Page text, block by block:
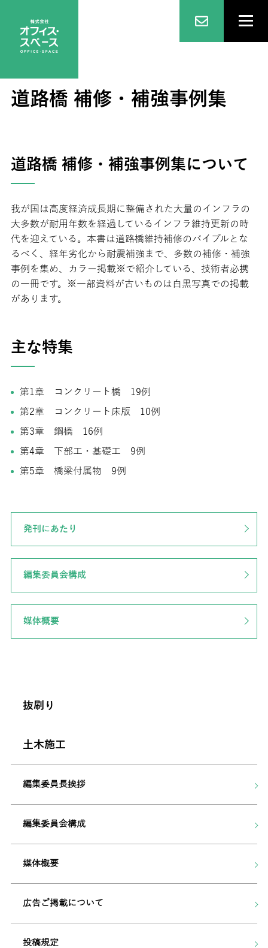
道路橋 補修・補強事例集
道路橋 補修・補強事例集について
我が国は高度経済成長期に整備された大量のインフラの
大多数が耐用年数を経過しているインフラ維持更新の時
代を迎えている。本書は道路橋維持補修のバイブルとな
るべく、経年劣化から耐震補強まで、多数の補修・補強
事例を集め、カラー掲載※で紹介している、技術者必携
の一冊です。※一部資料が古いものは白黒写真での掲載
があります。
主な特集
第1章 コンクリート橋 19例
第2章 コンクリート床版 10例
第3章 鋼橋 16例
第4章 下部工・基礎工 9例
第5章 橋梁付属物 9例
発刊にあたり
編集委員会構成
媒体概要
抜刷り
土木施工
編集委員長挨拶
編集委員会構成
媒体概要
広告ご掲載について
投稿規定